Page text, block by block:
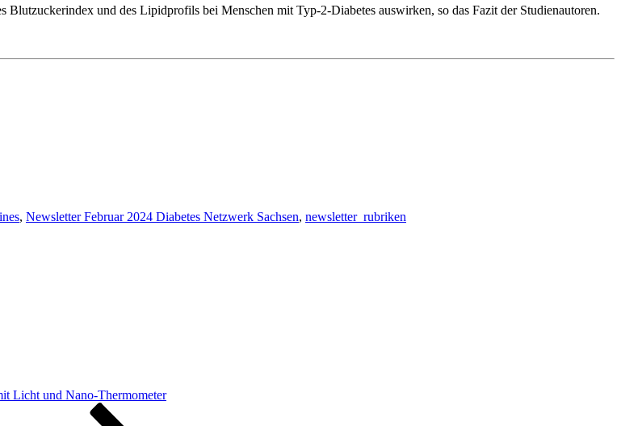
und des Lipidprofils bei Menschen mit Typ-2-Diabetes auswirken, so das Fazit der Studienautoren.
, Newsletter Februar 2024 Diabetes Netzwerk Sachsen, newsletter_rubriken
Licht und Nano-Thermometer